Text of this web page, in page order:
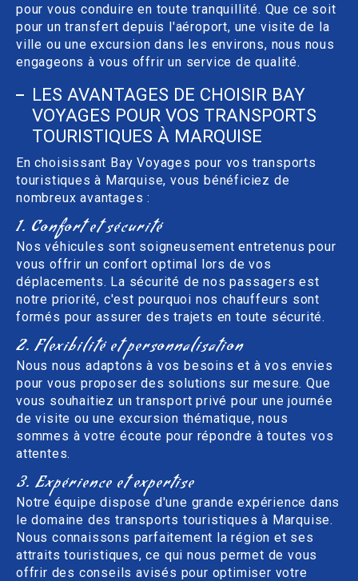
pour vous conduire en toute tranquillité. Que ce soit
pour un transfert depuis l'aéroport, une visite de la
ville ou une excursion dans les environs, nous nous
engageons à vous offrir un service de qualité.
LES AVANTAGES DE CHOISIR BAY
VOYAGES POUR VOS TRANSPORTS
TOURISTIQUES À MARQUISE
En choisissant Bay Voyages pour vos transports
touristiques à Marquise, vous bénéficiez de
nombreux avantages :
1. Confort et sécurité
Nos véhicules sont soigneusement entretenus pour
vous offrir un confort optimal lors de vos
déplacements. La sécurité de nos passagers est
notre priorité, c'est pourquoi nos chauffeurs sont
formés pour assurer des trajets en toute sécurité.
2. Flexibilité et personnalisation
Nous nous adaptons à vos besoins et à vos envies
pour vous proposer des solutions sur mesure. Que
vous souhaitiez un transport privé pour une journée
de visite ou une excursion thématique, nous
sommes à votre écoute pour répondre à toutes vos
attentes.
3. Expérience et expertise
Notre équipe dispose d'une grande expérience dans
le domaine des transports touristiques à Marquise.
Nous connaissons parfaitement la région et ses
attraits touristiques, ce qui nous permet de vous
offrir des conseils avisés pour optimiser votre